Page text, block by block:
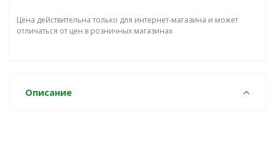
Цена действительна только для интернет-магазина и может
отличаться от цен в розничных магазинах
Описание